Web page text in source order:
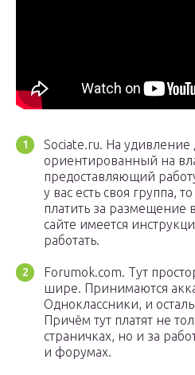
Sociate.ru. На
ориентированный на
предоставляющий
у вас есть своя группа,
платить за размещение
сайте имеется
работать.
Forumok.com. Тут
шире. Принимаются
Одноклассники, и
Причём тут платят не
страничках, но и за
и форумах.